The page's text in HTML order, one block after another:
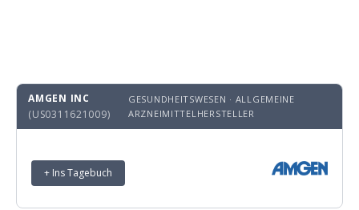
AMGEN INC
(US0311621009)
GESUNDHEITSWESEN · ALLGEMEINE
ARZNEIMITTELHERSTELLER
+ Ins Tagebuch